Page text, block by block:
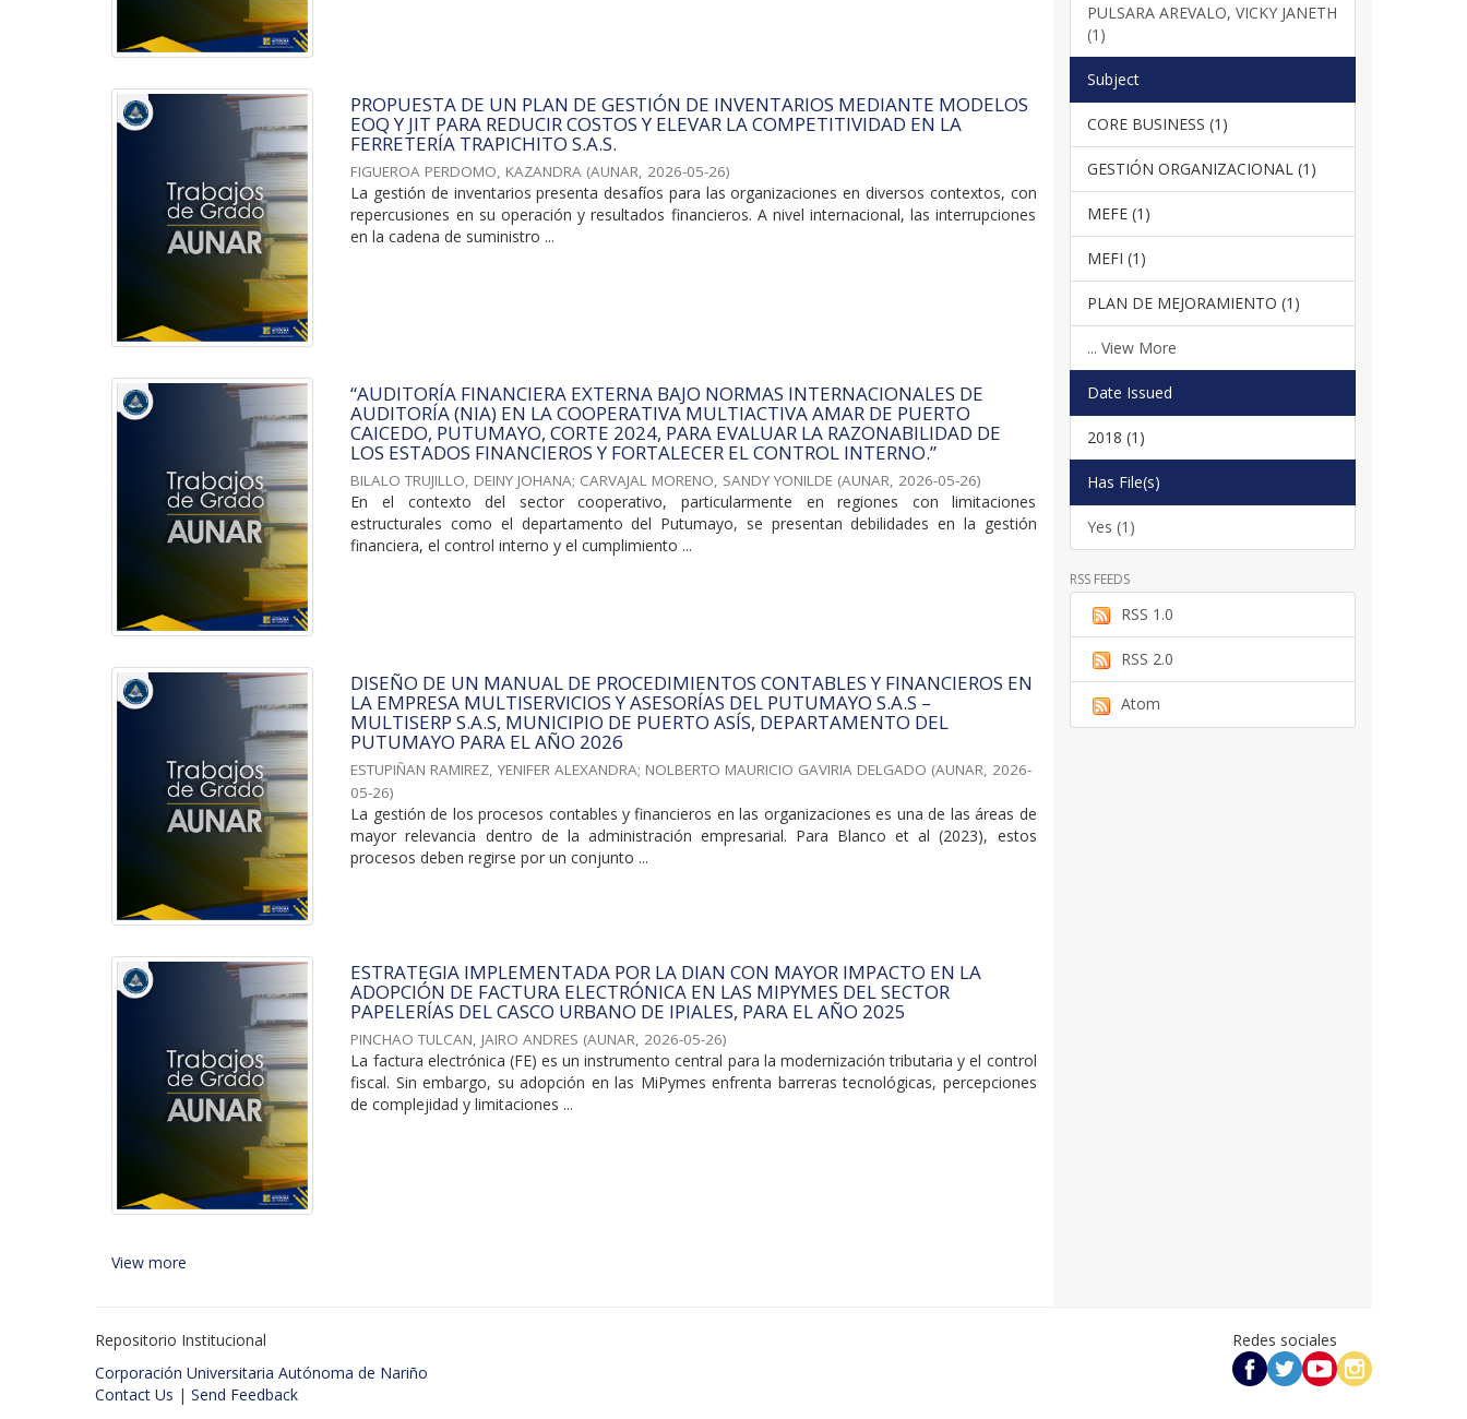
PROPUESTA DE UN PLAN DE GESTIÓN DE INVENTARIOS MEDIANTE MODELOS
EOQ Y JIT PARA REDUCIR COSTOS Y ELEVAR LA COMPETITIVIDAD EN LA
FERRETERÍA TRAPICHITO S.A.S.
FIGUEROA PERDOMO, KAZANDRA (AUNAR, 2026-05-26)
La gestión de inventarios presenta desafíos para las organizaciones en diversos contextos, con
repercusiones en su operación y resultados financieros. A nivel internacional, las interrupciones
en la cadena de suministro ...
“AUDITORÍA FINANCIERA EXTERNA BAJO NORMAS INTERNACIONALES DE
AUDITORÍA (NIA) EN LA COOPERATIVA MULTIACTIVA AMAR DE PUERTO
CAICEDO, PUTUMAYO, CORTE 2024, PARA EVALUAR LA RAZONABILIDAD DE
LOS ESTADOS FINANCIEROS Y FORTALECER EL CONTROL INTERNO.”
BILALO TRUJILLO, DEINY JOHANA; CARVAJAL MORENO, SANDY YONILDE (AUNAR, 2026-05-26)
En el contexto del sector cooperativo, particularmente en regiones con limitaciones
estructurales como el departamento del Putumayo, se presentan debilidades en la gestión
financiera, el control interno y el cumplimiento ...
DISEÑO DE UN MANUAL DE PROCEDIMIENTOS CONTABLES Y FINANCIEROS EN
LA EMPRESA MULTISERVICIOS Y ASESORÍAS DEL PUTUMAYO S.A.S –
MULTISERP S.A.S, MUNICIPIO DE PUERTO ASÍS, DEPARTAMENTO DEL
PUTUMAYO PARA EL AÑO 2026
ESTUPIÑAN RAMIREZ, YENIFER ALEXANDRA; NOLBERTO MAURICIO GAVIRIA DELGADO (AUNAR, 2026-
05-26)
La gestión de los procesos contables y financieros en las organizaciones es una de las áreas de
mayor relevancia dentro de la administración empresarial. Para Blanco et al (2023), estos
procesos deben regirse por un conjunto ...
ESTRATEGIA IMPLEMENTADA POR LA DIAN CON MAYOR IMPACTO EN LA
ADOPCIÓN DE FACTURA ELECTRÓNICA EN LAS MIPYMES DEL SECTOR
PAPELERÍAS DEL CASCO URBANO DE IPIALES, PARA EL AÑO 2025
PINCHAO TULCAN, JAIRO ANDRES (AUNAR, 2026-05-26)
La factura electrónica (FE) es un instrumento central para la modernización tributaria y el control
fiscal. Sin embargo, su adopción en las MiPymes enfrenta barreras tecnológicas, percepciones
de complejidad y limitaciones ...
View more
PULSARA AREVALO, VICKY JANETH
(1)
Subject
CORE BUSINESS (1)
GESTIÓN ORGANIZACIONAL (1)
MEFE (1)
MEFI (1)
PLAN DE MEJORAMIENTO (1)
... View More
Date Issued
2018 (1)
Has File(s)
Yes (1)
RSS FEEDS
RSS 1.0
RSS 2.0
Atom
Repositorio Institucional
Corporación Universitaria Autónoma de Nariño
Contact Us | Send Feedback
Redes sociales